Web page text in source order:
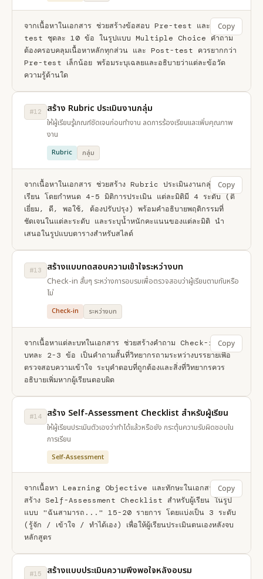
จากเนื้อหาในเอกสาร ช่วยสร้างข้อสอบ Pre-test และ Post-
test ชุดละ 10 ข้อ ในรูปแบบ Multiple Choice คำถาม
ต้องครอบคลุมเนื้อหาหลักทุกส่วน และ Post-test ควรยากกว่า
Pre-test เล็กน้อย พร้อมระบุเฉลยและอธิบายว่าแต่ละข้อวัด
ความรู้ด้านใด
Copy
#12 สร้าง Rubric ประเมินงานกลุ่ม
ให้ผู้เรียนรู้เกณฑ์ชัดเจนก่อนทำงาน ลดการร้องเรียนและเพิ่มคุณภาพ
งาน
Rubric กลุ่ม
จากเนื้อหาในเอกสาร ช่วยสร้าง Rubric ประเมินงานกลุ่มของผู้
เรียน โดยกำหนด 4-5 มิติการประเมิน แต่ละมิติมี 4 ระดับ (ดี
เยี่ยม, ดี, พอใช้, ต้องปรับปรุง) พร้อมคำอธิบายพฤติกรรมที่
ชัดเจนในแต่ละระดับ และระบุน้ำหนักคะแนนของแต่ละมิติ นำ
เสนอในรูปแบบตารางสำหรับสไลด์
Copy
#13 สร้างแบบทดสอบความเข้าใจระหว่างบท
Check-in สั้นๆ ระหว่างการอบรมเพื่อตรวจสอบว่าผู้เรียนตามทันหรือ
ไม่
Check-in ระหว่างบท
จากเนื้อหาแต่ละบทในเอกสาร ช่วยสร้างคำถาม Check-in
บทละ 2-3 ข้อ เป็นคำถามสั้นที่วิทยากรถามระหว่างบรรยายเพื่อ
ตรวจสอบความเข้าใจ ระบุคำตอบที่ถูกต้องและสิ่งที่วิทยากรควร
อธิบายเพิ่มหากผู้เรียนตอบผิด
Copy
#14 สร้าง Self-Assessment Checklist สำหรับผู้เรียน
ให้ผู้เรียนประเมินตัวเองว่าทำได้แล้วหรือยัง กระตุ้นความรับผิดชอบใน
การเรียน
Self-Assessment
จากเนื้อหา Learning Objective และทักษะในเอกสาร ช่วย
สร้าง Self-Assessment Checklist สำหรับผู้เรียน ในรูป
แบบ "ฉันสามารถ..." 15-20 รายการ โดยแบ่งเป็น 3 ระดับ
(รู้จัก / เข้าใจ / ทำได้เอง) เพื่อให้ผู้เรียนประเมินตนเองหลังจบ
หลักสูตร
Copy
#15 สร้างแบบประเมินความพึงพอใจหลังอบรม